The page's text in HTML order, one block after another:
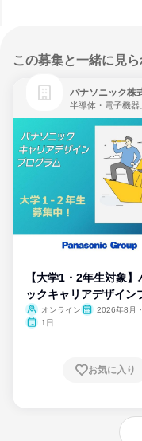
この募集と一緒に見
パナソニック株
半導体・電子機器
【大学1・2年生対象】
ックキャリアデザイン
ム
オンライン
2026年8月
1日
お気に入り